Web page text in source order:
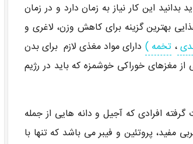
این کار نیاز به زمان دارد و در زمان
بهترین گزینه برای کاهش وزن، لاغری و
،تخمه ) دارای مواد مغذی لازم برای بدن
مغزهای خوراکی خوشمزه که باید در رژیم
افرادی که آجیل و دانه هایی از جمله
مفید، پروتئین و فیبر می باشد که تنها با